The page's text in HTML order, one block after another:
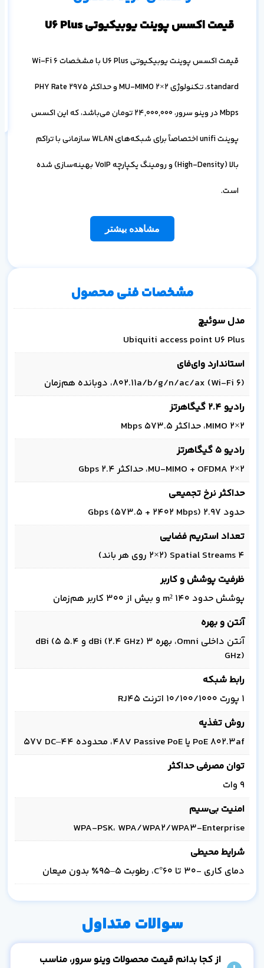
قیمت اکسس پوینت یوبیکیوتی U6 Plus
قیمت اکسس پوینت یوبیکیوتی U6 Plus با مشخصات Wi-Fi 6
standard، تکنولوژی 2×2 MU-MIMO و حداکثر PHY Rate 2975
Mbps در وینو سرور،
24,000,000تومان می‌باشد، که این اکسس
پوینت unifi اختصاصاً برای شبکه‌های WLAN سازمانی با تراکم
بالا (High-Density) و رومینگ یکپارچه VoIP بهینه‌سازی شده
است.
مشاهده بیشتر
مشخصات فنی محصول
مدل سوئیچ
Ubiquiti access point U6 Plus
استاندارد وای‌فای
802.11a/b/g/n/ac/ax (Wi‑Fi 6)، دوبانده هم‌زمان
رادیو 2.4 گیگاهرتز
2×2 MIMO، حداکثر 573.5 Mbps
رادیو 5 گیگاهرتز
2×2 MU‑MIMO + OFDMA، حداکثر 2.4 Gbps
حداکثر نرخ تجمیعی
حدود 2.97 Gbps (573.5 + 2402 Mbps)
تعداد استریم فضایی
۴ Spatial Streams (۲×۲ روی هر باند)
ظرفیت پوشش و کاربر
پوشش حدود 140 m² و بیش از 300 کاربر هم‌زمان
آنتن و بهره
آنتن داخلی Omni، بهره 3 dBi (2.4 GHz) و 5.4 dBi (5
GHz)
رابط شبکه
۱ پورت 10/100/1000 اترنت RJ45
روش تغذیه
PoE 802.3af یا 48V Passive PoE، محدوده 44–57V DC
توان مصرفی حداکثر
9 وات
امنیت بی‌سیم
WPA‑PSK، WPA/WPA2/WPA3‑Enterprise
شرایط محیطی
دمای کاری -30 تا 60°C، رطوبت 5–95٪ بدون میعان
سوالات متداول
از کجا بدانم قیمت محصولات وینو سرور، مناسب